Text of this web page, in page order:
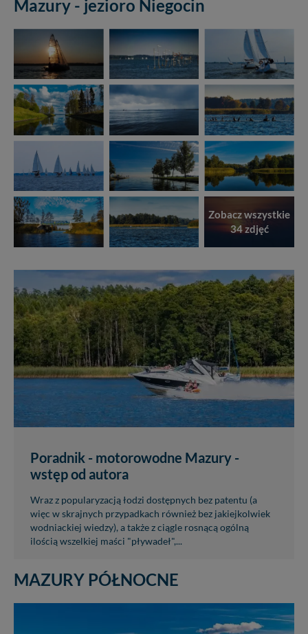
Mazury - jezioro Niegocin
Zobacz wszystkie
34 zdjęć
Poradnik - motorowodne Mazury -
wstęp od autora
Wraz z popularyzacją łodzi dostępnych bez patentu (a
więc w skrajnych przypadkach również bez jakiejkolwiek
wodniackiej wiedzy), a także z ciągle rosnącą ogólną
ilością wszelkiej maści "pływadeł",...
MAZURY PÓŁNOCNE